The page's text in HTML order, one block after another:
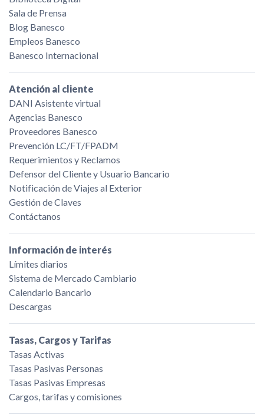
Sala de Prensa
Blog Banesco
Empleos Banesco
Banesco Internacional
Atención al cliente
DANI Asistente virtual
Agencias Banesco
Proveedores Banesco
Prevención LC/FT/FPADM
Requerimientos y Reclamos
Defensor del Cliente y Usuario Bancario
Notificación de Viajes al Exterior
Gestión de Claves
Contáctanos
Información de interés
Límites diarios
Sistema de Mercado Cambiario
Calendario Bancario
Descargas
Tasas, Cargos y Tarifas
Tasas Activas
Tasas Pasivas Personas
Tasas Pasivas Empresas
Cargos, tarifas y comisiones